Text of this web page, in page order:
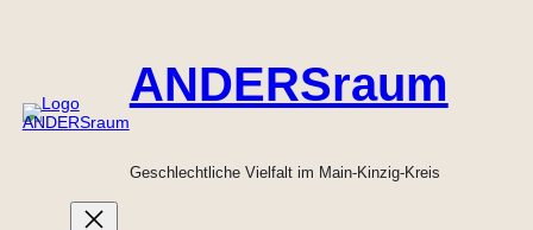
ANDERSraum
Geschlechtliche Vielfalt im Main-Kinzig-Kreis